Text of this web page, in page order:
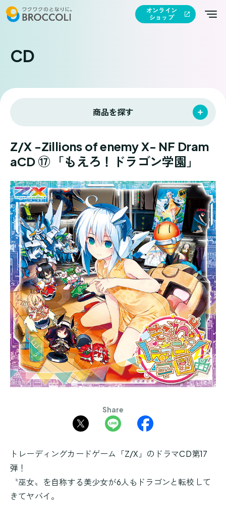
オンライン
ショップ
CD
商品を探す
Z/X -Zillions of enemy X- NF Dram
aCD ⑰ 「もえろ！ドラゴン学園」
Share
トレーディングカードゲーム「Z/X」のドラマCD第17
弾！
〝巫女〟を自称する美少女が6人もドラゴンと転校して
きてヤバイ。